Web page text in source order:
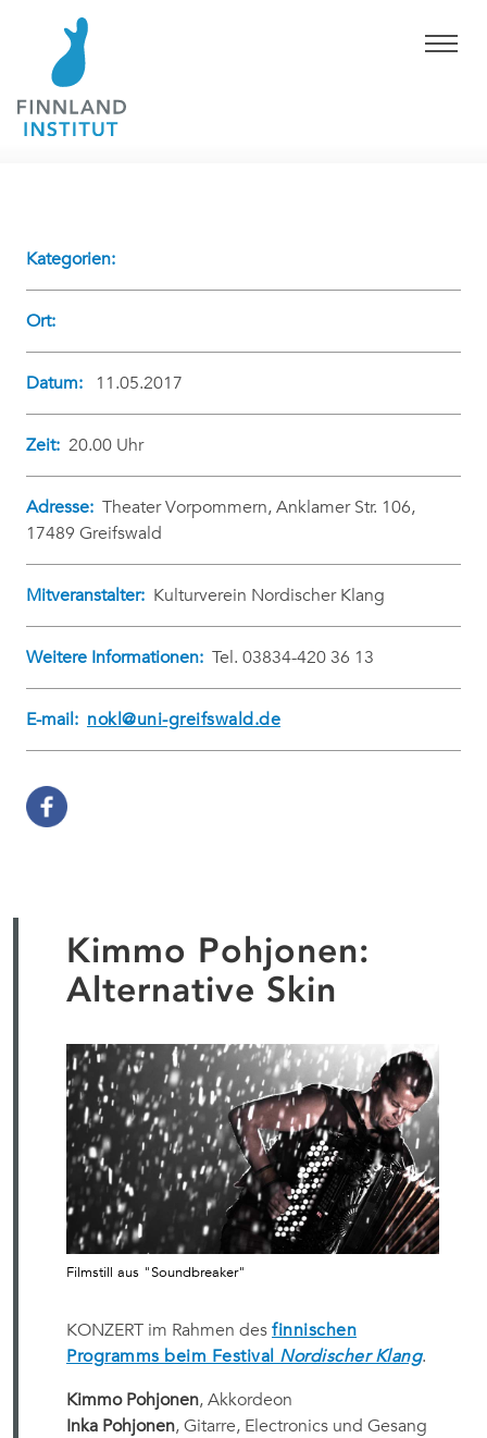
Kategorien:
Ort:
Datum: 11.05.2017
Zeit: 20.00 Uhr
Adresse: Theater Vorpommern, Anklamer Str. 106,
17489 Greifswald
Mitveranstalter: Kulturverein Nordischer Klang
Weitere Informationen: Tel. 03834-420 36 13
E-mail: nokl@uni-greifswald.de
Kimmo Pohjonen:
Alternative Skin
Filmstill aus "Soundbreaker"
KONZERT im Rahmen des finnischen
Programms beim Festival Nordischer Klang.
Kimmo Pohjonen, Akkordeon
Inka Pohjonen, Gitarre, Electronics und Gesang